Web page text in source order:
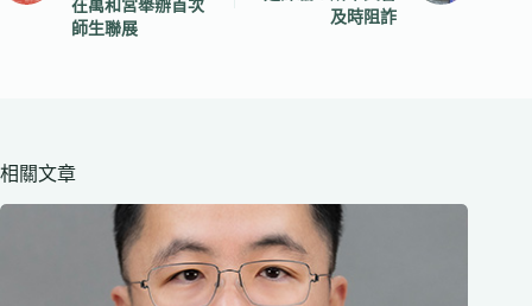
在萬和宮舉辦首次
師生聯展
及時阻詐
相關文章